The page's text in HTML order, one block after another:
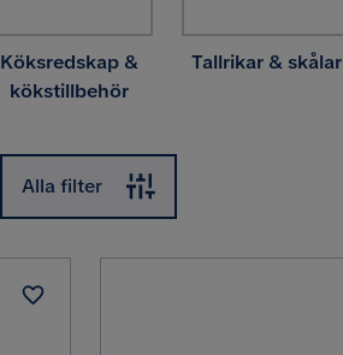
Köksredskap &
kökstillbehör
Tallrikar & skålar
Alla filter